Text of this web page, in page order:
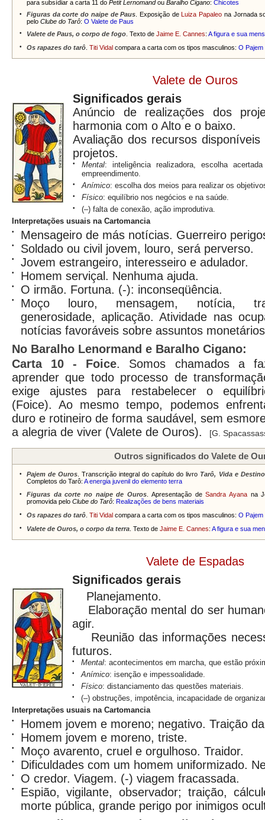
para subsídiar a carta 11 do Petit Lernomandou Baralho Cigano: Chicotes
• Figuras da corte do naipe de Paus . Exposição deLuiza Papaleo na Jornada
pelo Clube do Tarô: O Valete de Paus
• Valete de Paus, o corpo de fogo . Texto de Jaime E. Cannes: A figura e sua
• Os rapazes do tarô Titi Vidal compara a carta com os tipos masculinos: O Pajem
Valete de Ouros
Significados gerais
Anúncio de realizações dos
harmonia com o Alto e o baixo.
Avaliação dos recursos
projetos.
• Mental: inteligência realizadora, escolha
empreendimento.
• Anímico: escolha dos meios para realizar os
• Físico: equilíbrio nos negócios e na saúde.
•
(–) falta de conexão, ação improdutiva.
Interpretações usuais na Cartomancia
• Mensageiro de más notícias. Guerreiro
• Soldado ou civil jovem, louro, será perverso.
• Jovem estrangeiro, interesseiro e adulador.
• Homem serviçal. Nenhuma ajuda.
• O irmão. Fortuna. (-): inconseqüência.
•
Moço louro, mensagem, notícia,
generosidade, aplicação. Atividade nas
notícias favoráveis sobre assuntos
No Baralho Lenormand e Baralho Cigano:
Carta 10 - Foice. Somos chamados a
aprender que todo processo de
exige ajustes para restabelecer o
(Foice). Ao mesmo tempo, podemos
duro e rotineiro de forma saudável, sem
a alegria de viver (Valete de Ouros).
[G.
Outros significados do Valete de
• Pajem de Ouros . Transcrição integral do capítulo do livro Tarô, Vida e
Completos do Tarô: A energia juvenil do elemento terra
• Figuras da corte no naipe de Ouros . Apresentação deSandra Ayana na
promovida pelo Clube do Tarô: Realizações de bens materiais
• Os rapazes do tarô Titi Vidal compara a carta com os tipos masculinos: O
• Valete de Ouros, o corpo da terra . Texto de Jaime E. Cannes: A figura e sua
Valete de Espadas
Significados gerais
Planejamento.
Elaboração mental do ser
agir.
Reunião das informações
futuros.
• Mental: acontecimentos em marcha, que estão
• Anímico: isenção e impessoalidade.
• Físico: distanciamento das questões materiais.
•
(–) obstruções, impotência, incapacidade de
Interpretações usuais na Cartomancia
• Homem jovem e moreno; negativo. Traição
• Homem jovem e moreno, triste.
• Moço avarento, cruel e orgulhoso. Traidor.
• Dificuldades com um homem uniformizado.
• O credor. Viagem. (-) viagem fracassada.
•
Espião, vigilante, observador; traição,
morte pública, grande perigo por inimigos